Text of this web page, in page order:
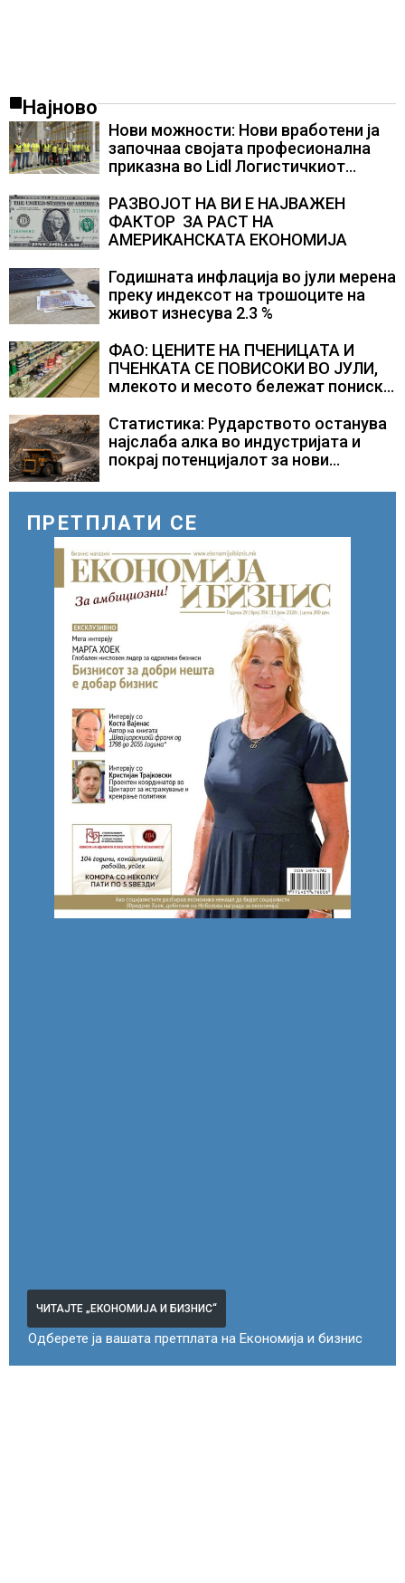
Најново
Нови можности: Нови вработени ја
започнаа својата професионална
приказна во Lidl Логистичкиот
РАЗВОЈОТ НА ВИ Е НАЈВАЖЕН
ФАКТОР ЗА РАСТ НА
АМЕРИКАНСКАТА ЕКОНОМИЈА
Годишната инфлација во јули мерена
преку индексот на трошоците на
живот изнесува 2.3 %
ФАО: ЦЕНИТЕ НА ПЧЕНИЦАТА И
ПЧЕНКАТА СЕ ПОВИСОКИ ВО ЈУЛИ,
млекото и месото бележат пониски
Статистика: Рударството останува
најслаба алка во индустријата и
покрај потенцијалот за нови
ПРЕТПЛАТИ СЕ
ЧИТАЈТЕ „ЕКОНОМИЈА И БИЗНИС“
Одберете ја вашата претплата на Економија и бизнис